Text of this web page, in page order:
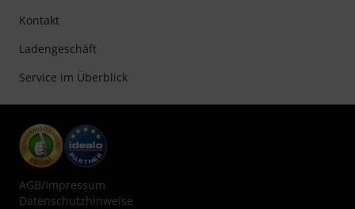
Kontakt
Ladengeschäft
Service im Überblick
AGB/Impressum
Datenschutzhinweise